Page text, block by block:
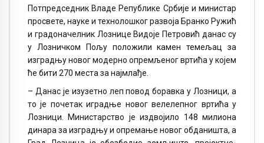
Потпредседник Владе Републике Србије и министар
просвете, науке и технолошког развоја Бранко Ружић
и градоначелник Лознице Видоје Петровић данас су
у Лозничком Пољу положили камен темељац за
изградњу новог модерно опремљеног вртића у којем
ће бити 270 места за најмлађе.
– Данас је изузетно леп повод боравка у Лозници, а
то је почетак иградње новог велелепног вртића у
Лозници. Министарство је издвојило 148 милиона
динара за изградњу и опремање новог обданишта, а